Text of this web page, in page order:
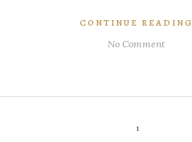
CONTINUE READING
No Comment
1